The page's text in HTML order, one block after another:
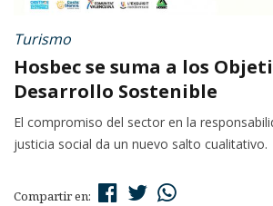
Turismo
Hosbec se suma a los
Desarrollo Sostenible
El compromiso del sector en la
justicia social da un nuevo salto cualitativo.
Compartir en: